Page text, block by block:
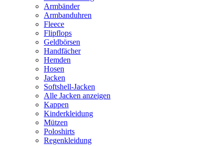
Armbänder
Armbanduhren
Fleece
Flipflops
Geldbörsen
Handfächer
Hemden
Hosen
Jacken
Softshell-Jacken
Alle Jacken anzeigen
Kappen
Kinderkleidung
Mützen
Poloshirts
Regenkleidung